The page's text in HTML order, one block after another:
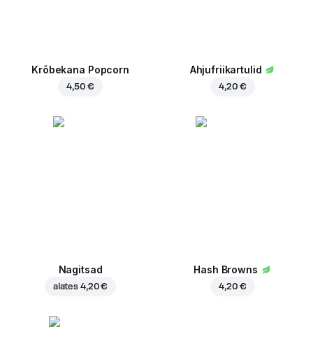
Krõbekana Popcorn
4,50 €
Ahjufriikartulid
4,20 €
Nagitsad
alates 4,20 €
Hash Browns
4,20 €